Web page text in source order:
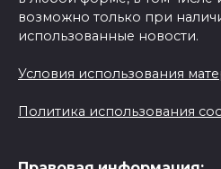
возможно только при
использованные новости.
Условия использования
Политика использования